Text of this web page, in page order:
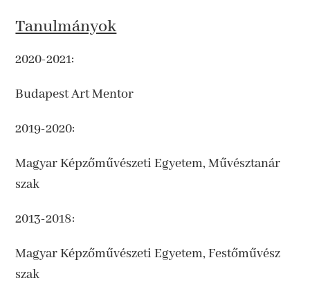
Tanulmányok
2020-2021:
Budapest Art Mentor
2019-2020:
Magyar Képzőművészeti Egyetem, Művésztanár
szak
2013-2018:
Magyar Képzőművészeti Egyetem, Festőművész
szak